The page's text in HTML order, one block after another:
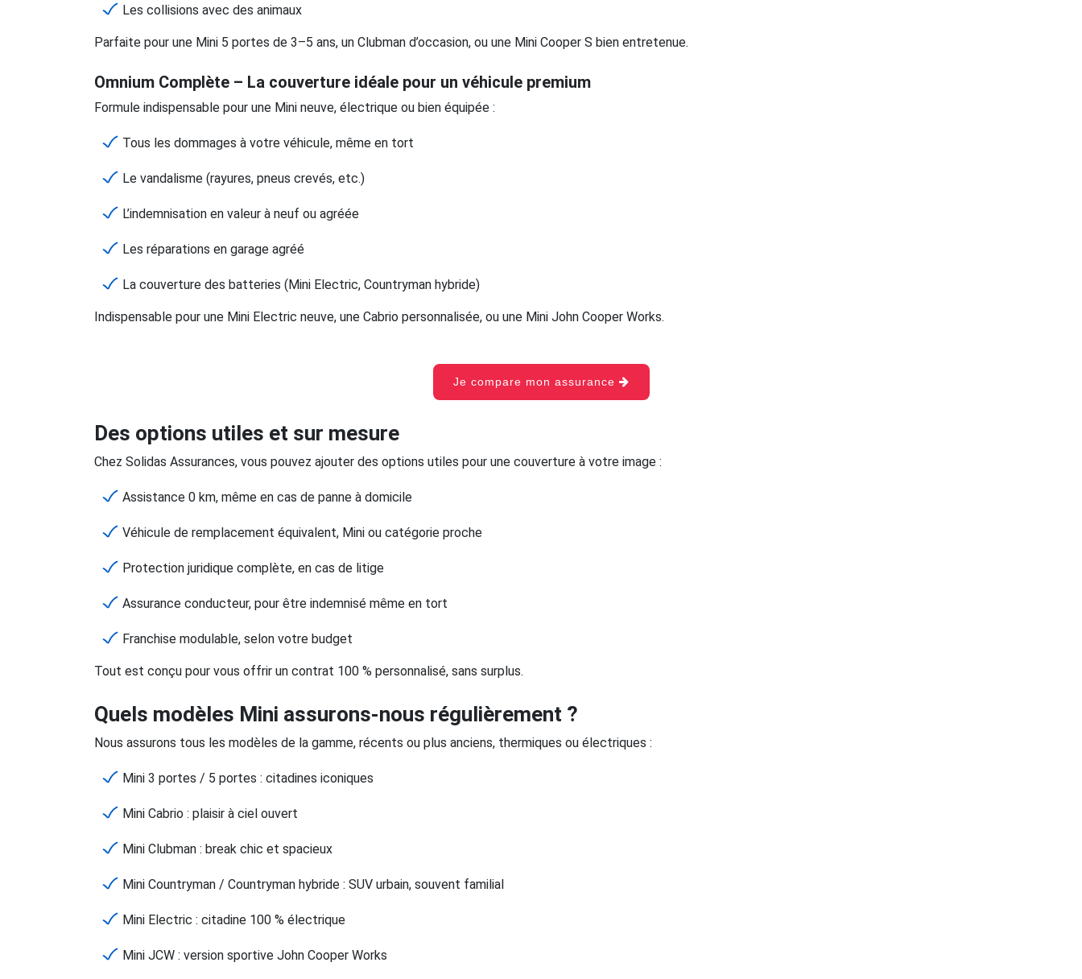
Les collisions avec des animaux
Parfaite pour une Mini 5 portes de 3–5 ans, un Clubman d’occasion, ou une Mini Cooper S bien entretenue.
Omnium Complète – La couverture idéale pour un véhicule premium
Formule indispensable pour une Mini neuve, électrique ou bien équipée :
Tous les dommages à votre véhicule, même en tort
Le vandalisme (rayures, pneus crevés, etc.)
L’indemnisation en valeur à neuf ou agréée
Les réparations en garage agréé
La couverture des batteries (Mini Electric, Countryman hybride)
Indispensable pour une Mini Electric neuve, une Cabrio personnalisée, ou une Mini John Cooper Works.
Je compare mon assurance
Des options utiles et sur mesure
Chez Solidas Assurances, vous pouvez ajouter des options utiles pour une couverture à votre image :
Assistance 0 km, même en cas de panne à domicile
Véhicule de remplacement équivalent, Mini ou catégorie proche
Protection juridique complète, en cas de litige
Assurance conducteur, pour être indemnisé même en tort
Franchise modulable, selon votre budget
Tout est conçu pour vous offrir un contrat 100 % personnalisé, sans surplus.
Quels modèles Mini assurons-nous régulièrement ?
Nous assurons tous les modèles de la gamme, récents ou plus anciens, thermiques ou électriques :
Mini 3 portes / 5 portes : citadines iconiques
Mini Cabrio : plaisir à ciel ouvert
Mini Clubman : break chic et spacieux
Mini Countryman / Countryman hybride : SUV urbain, souvent familial
Mini Electric : citadine 100 % électrique
Mini JCW : version sportive John Cooper Works